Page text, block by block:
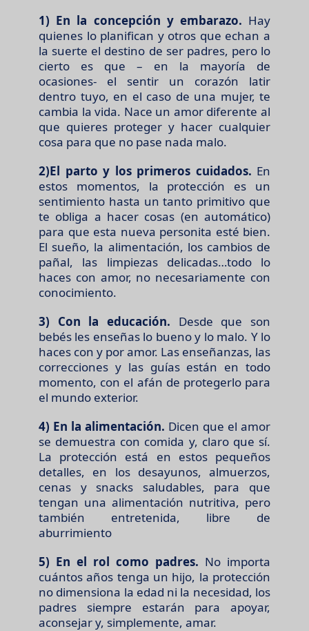
1) En la concepción y embarazo. Hay
quienes lo planifican y otros que echan a
la suerte el destino de ser padres, pero lo
cierto es que – en la mayoría de
ocasiones- el sentir un corazón latir
dentro tuyo, en el caso de una mujer, te
cambia la vida. Nace un amor diferente al
que quieres proteger y hacer cualquier
cosa para que no pase nada malo.
2)El parto y los primeros cuidados. En
estos momentos, la protección es un
sentimiento hasta un tanto primitivo que
te obliga a hacer cosas (en automático)
para que esta nueva personita esté bien.
El sueño, la alimentación, los cambios de
pañal, las limpiezas delicadas…todo lo
haces con amor, no necesariamente con
conocimiento.
3) Con la educación. Desde que son
bebés les enseñas lo bueno y lo malo. Y lo
haces con y por amor. Las enseñanzas, las
correcciones y las guías están en todo
momento, con el afán de protegerlo para
el mundo exterior.
4) En la alimentación. Dicen que el amor
se demuestra con comida y, claro que sí.
La protección está en estos pequeños
detalles, en los desayunos, almuerzos,
cenas y snacks saludables, para que
tengan una alimentación nutritiva, pero
también entretenida, libre de
aburrimiento
5) En el rol como padres. No importa
cuántos años tenga un hijo, la protección
no dimensiona la edad ni la necesidad, los
padres siempre estarán para apoyar,
aconsejar y, simplemente, amar.